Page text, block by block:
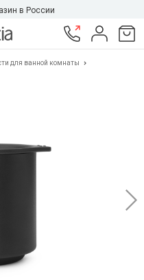
в России
для ванной комнаты